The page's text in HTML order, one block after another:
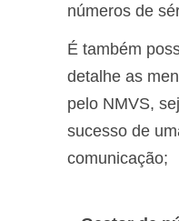
números de
É também
detalhe as
pelo NMVS,
sucesso de
comunicação;